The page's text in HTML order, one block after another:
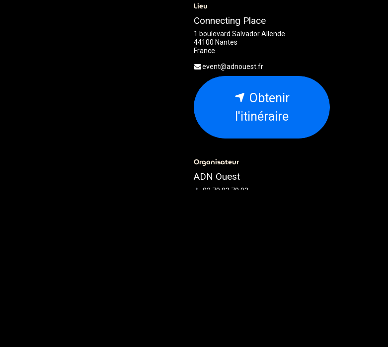
Lieu
Connecting Place
1 boulevard Salvador Allende
44100 Nantes
France
event@adnouest.fr
Obtenir
l'itinéraire
Organisateur
ADN Ouest
02.79.93.79.93